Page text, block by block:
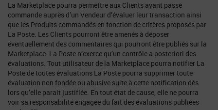
La Marketplace pourra permettre aux Clients ayant passé
commande auprès d’un Vendeur d’évaluer leur transaction ainsi
que les Produits commandés en fonction de critères proposés par
La Poste. Les Clients pourront être amenés à déposer
éventuellement des commentaires qui pourront être publiés sur la
Marketplace. La Poste n’exerce qu’un contrôle a posteriori des
évaluations. Tout utilisateur de la Marketplace pourra notifier La
Poste de toutes évaluations La Poste pourra supprimer toute
évaluation non fondée ou abusive suite à cette notification dès
lors qu’elle parait justifiée. En tout état de cause, elle ne pourra
voir sa responsabilité engagée du fait des évaluations publiées